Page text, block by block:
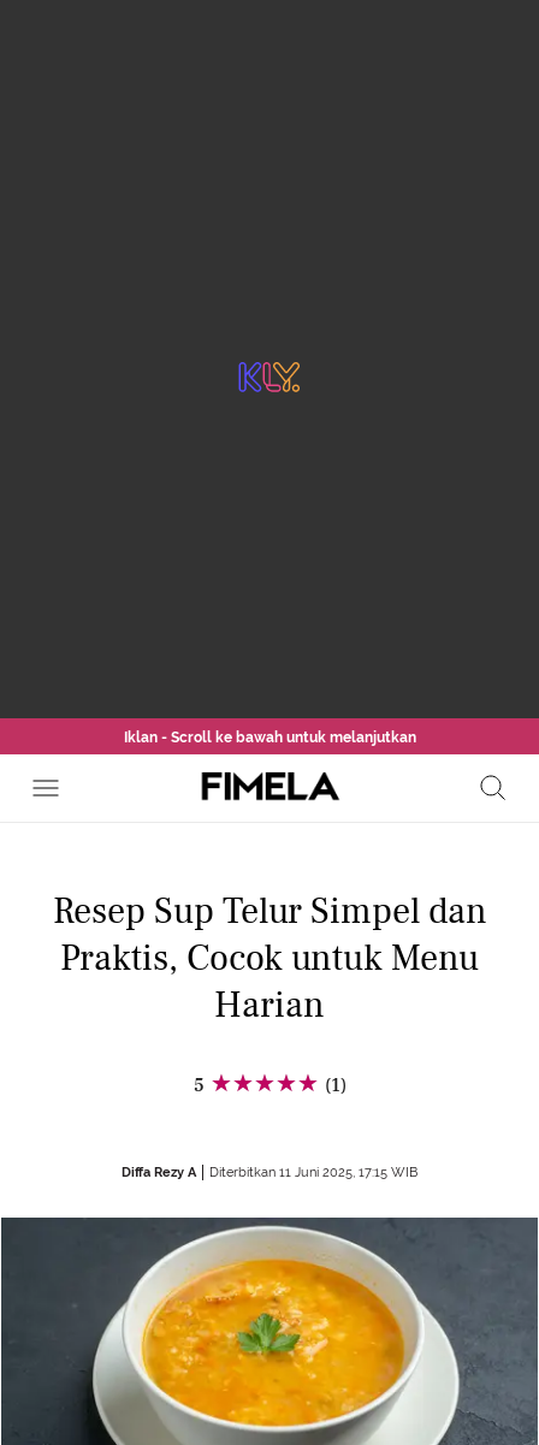
Iklan - Scroll ke bawah untuk melanjutkan
Resep Sup Telur Simpel dan
Praktis, Cocok untuk Menu
Harian
5 (1)
Diffa Rezy A Diterbitkan 11 Juni 2025, 17:15 WIB